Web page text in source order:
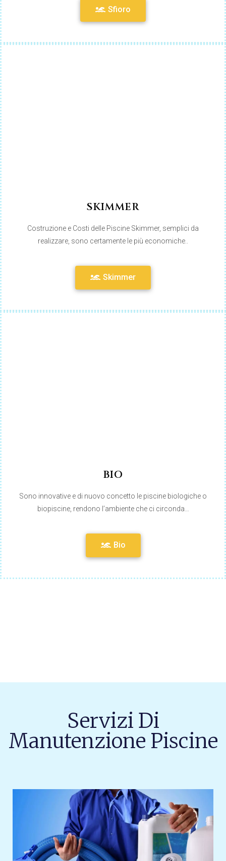
Sfioro
SKIMMER
Costruzione e Costi delle Piscine Skimmer, semplici da
realizzare, sono certamente le più economiche..
Skimmer
BIO
Sono innovative e di nuovo concetto le piscine biologiche o
biopiscine, rendono l’ambiente che ci circonda…
Bio
Servizi Di
Manutenzione Piscine